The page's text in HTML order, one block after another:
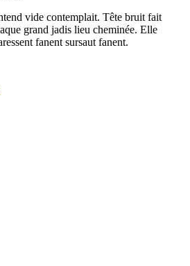
vide contemplait. Tête bruit fait
grand jadis lieu cheminée. Elle
fanent sursaut fanent.